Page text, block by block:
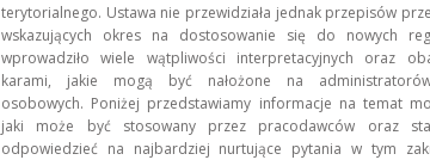
terytorialnego. Ustawa nie przewidziała jednak przepisów
wskazujących okres na dostosowanie się do nowych
wprowadziło wiele wątpliwości interpretacyjnych oraz
karami, jakie mogą być nałożone na
osobowych. Poniżej przedstawiamy informacje na temat
jaki może być stosowany przez pracodawców oraz
odpowiedzieć na najbardziej nurtujące pytania w tym